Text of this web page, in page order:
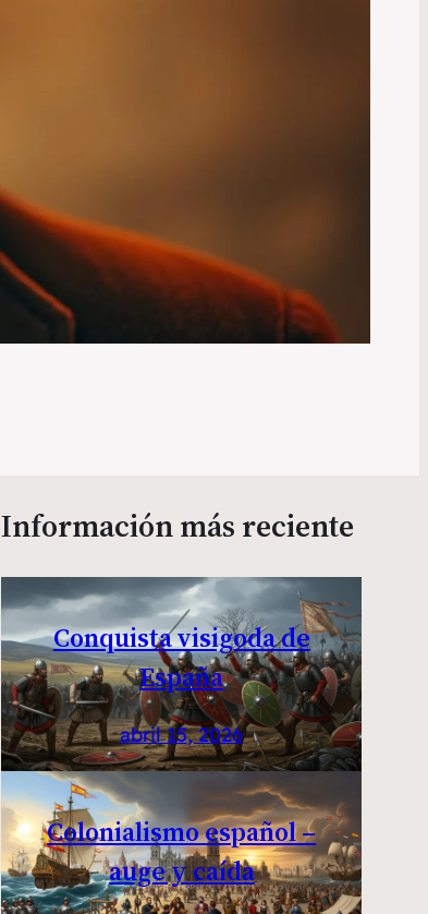
Información más reciente
Conquista visigoda de
España
abril 15, 2026
Colonialismo español –
auge y caída